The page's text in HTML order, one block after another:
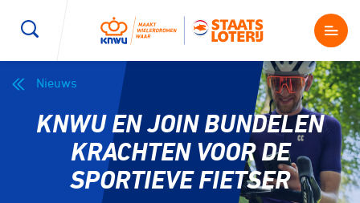
Kenniscentrum
Magazine
Nieuws
KNWU EN JOIN BUNDELEN
KRACHTEN VOOR DE
SPORTIEVE FIETSER
Wegwielrennen Mountainbiken
E-Racing
Kunstwielrijden ID-Cycling